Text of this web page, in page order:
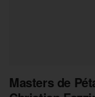
Masters de